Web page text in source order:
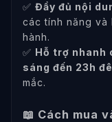
✅ Đầy đủ nội
các tính năng và
hành.
✅ Hỗ trợ nhanh
sáng đến 23h
mắc.
📖 Cách mua